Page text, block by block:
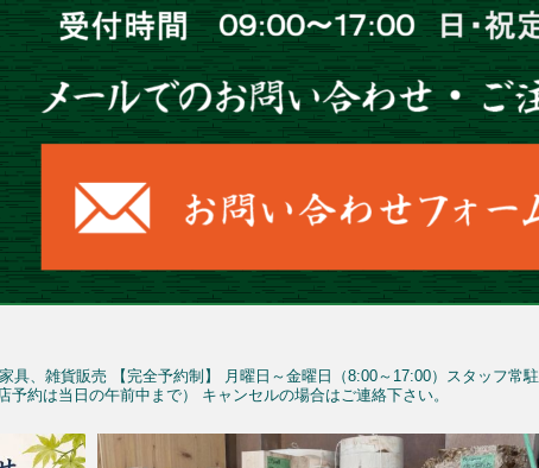
具、雑貨販売 【完全予約制】 月曜日～金曜日（8:00～17:00）スタッフ常駐
約は当日の午前中まで） キャンセルの場合はご連絡下さい。